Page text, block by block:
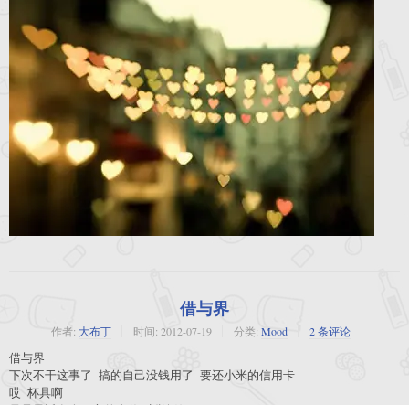
借与界
作者: 大布丁 时间: 2012-07-19 分类: Mood 2 条评论
借与界
下次不干这事了 搞的自己没钱用了 要还小米的信用卡
哎 杯具啊